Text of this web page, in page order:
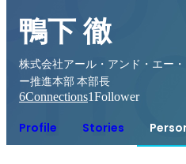
鴨下 徹
株式会社アール・アンド・エー
ー推進本部 本部長
6Connections1Follower
Profile Stories